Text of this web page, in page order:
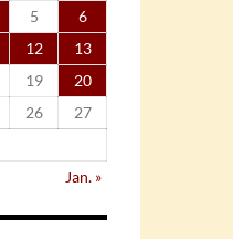
5
6
12
13
19
20
26
27
Jan. »